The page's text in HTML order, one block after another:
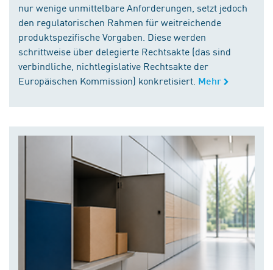
nur wenige unmittelbare Anforderungen, setzt jedoch
den regulatorischen Rahmen für weitreichende
produktspezifische Vorgaben. Diese werden
schrittweise über delegierte Rechtsakte (das sind
verbindliche, nichtlegislative Rechtsakte der
Europäischen Kommission) konkretisiert. Mehr